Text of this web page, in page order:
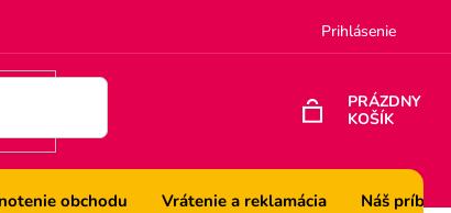
Prihlásenie
KOŠÍK
PRÁZDNY
KOŠÍK
obchodu Vrátenie a reklamácia Náš príbeh